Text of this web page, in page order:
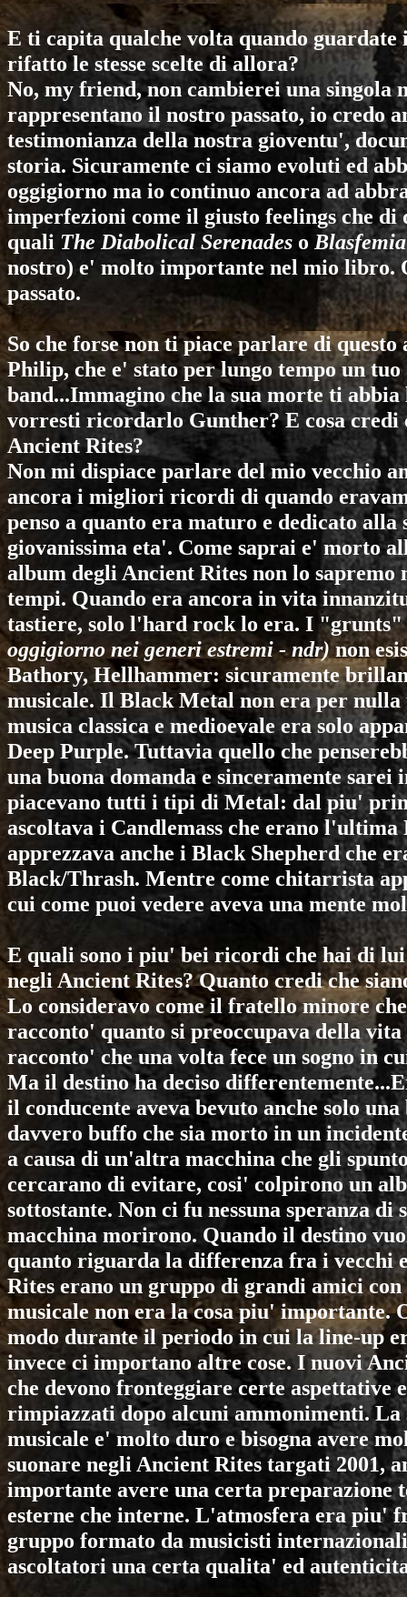
E ti capita qualche volta quando
rifatto le stesse scelte di allora?
No, my friend, non cambierei una singola
rappresentano il nostro passato, io credo
testimonianza della nostra gioventu',
storia. Sicuramente ci siamo evoluti ed
oggigiorno ma io continuo ancora ad
imperfezioni come il giusto feelings che
quali The Diabolical Serenades o
nostro) e' molto importante nel mio libro.
passato.
So che forse non ti piace parlare di
Philip, che e' stato per lungo tempo un
band...Immagino che la sua morte ti
vorresti ricordarlo Gunther? E cosa credi
Ancient Rites?
Non mi dispiace parlare del mio vecchio
ancora i migliori ricordi di quando
penso a quanto era maturo e dedicato
giovanissima eta'. Come saprai e' morto
album degli Ancient Rites non lo sapremo
tempi. Quando era ancora in vita
tastiere, solo l'hard rock lo era. I "grunts"
oggigiorno nei generi estremi - ndr)non
Bathory, Hellhammer: sicuramente
musicale. Il Black Metal non era per nulla
musica classica e medioevale era solo
Deep Purple. Tuttavia quello che
una buona domanda e sinceramente
piacevano tutti i tipi di Metal: dal piu'
ascoltava i Candlemass che erano l'ultima
apprezzava anche i Black Shepherdche
Black/Thrash. Mentre come chitarrista
cui come puoi vedere aveva una mente
E quali sono i piu' bei ricordi che hai di
negli Ancient Rites? Quanto credi che
Lo consideravo come il fratello minore
racconto' quanto si preoccupava della
racconto' che una volta fece un sogno in
Ma il destino ha deciso
il conducente aveva bevuto anche solo
davvero buffo che sia morto in un
a causa di un'altra macchina che gli
cercarano di evitare, cosi' colpirono un
sottostante. Non ci fu nessuna speranza
macchina morirono. Quando il destino
quanto riguarda la differenza fra i vecchi
Rites erano un gruppo di grandi amici
musicale non era la cosa piu' importante.
modo durante il periodo in cui la line-up
invece ci importano altre cose. I nuovi
che devono fronteggiare certe aspettative
rimpiazzati dopo alcuni ammonimenti.
musicale e' molto duro e bisogna avere
suonare negli Ancient Ritestargati 2001,
importante avere una certa preparazione
esterne che interne. L'atmosfera era piu'
gruppo formato da musicisti
ascoltatori una certa qualita' ed